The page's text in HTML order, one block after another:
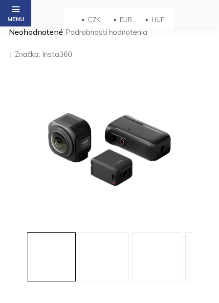
Prejsť
obsah
CZK EUR HUF
Priemerné
produktu
je
Neohodnotené Podrobnosti hodnotenia
Značka: Insta360